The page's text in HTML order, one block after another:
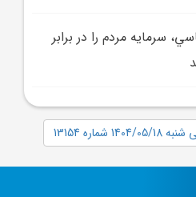
سرمايه مردم را در برابر
13154